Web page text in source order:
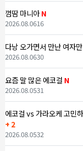
껌땀 마니아N
2026.08.0616
다낭 오가면서 만난 여자
2026.08.0630
요즘 말 많은 에코걸 N
2026.08.0531
에코걸 vs 가라오케 고민
+ 2
2026.08.0532